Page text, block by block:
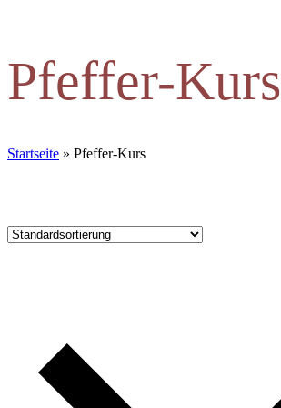
Pfeffer-Kurs
Startseite » Pfeffer-Kurs